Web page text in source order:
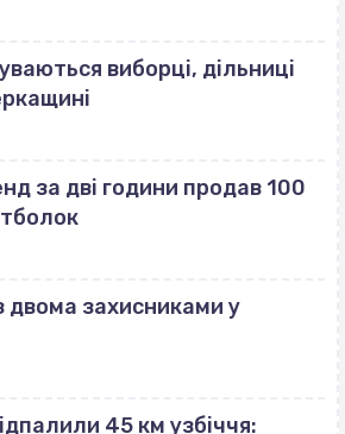
виборці, дільниці
за дві години продав 100
двома захисниками у
45 км узбіччя: